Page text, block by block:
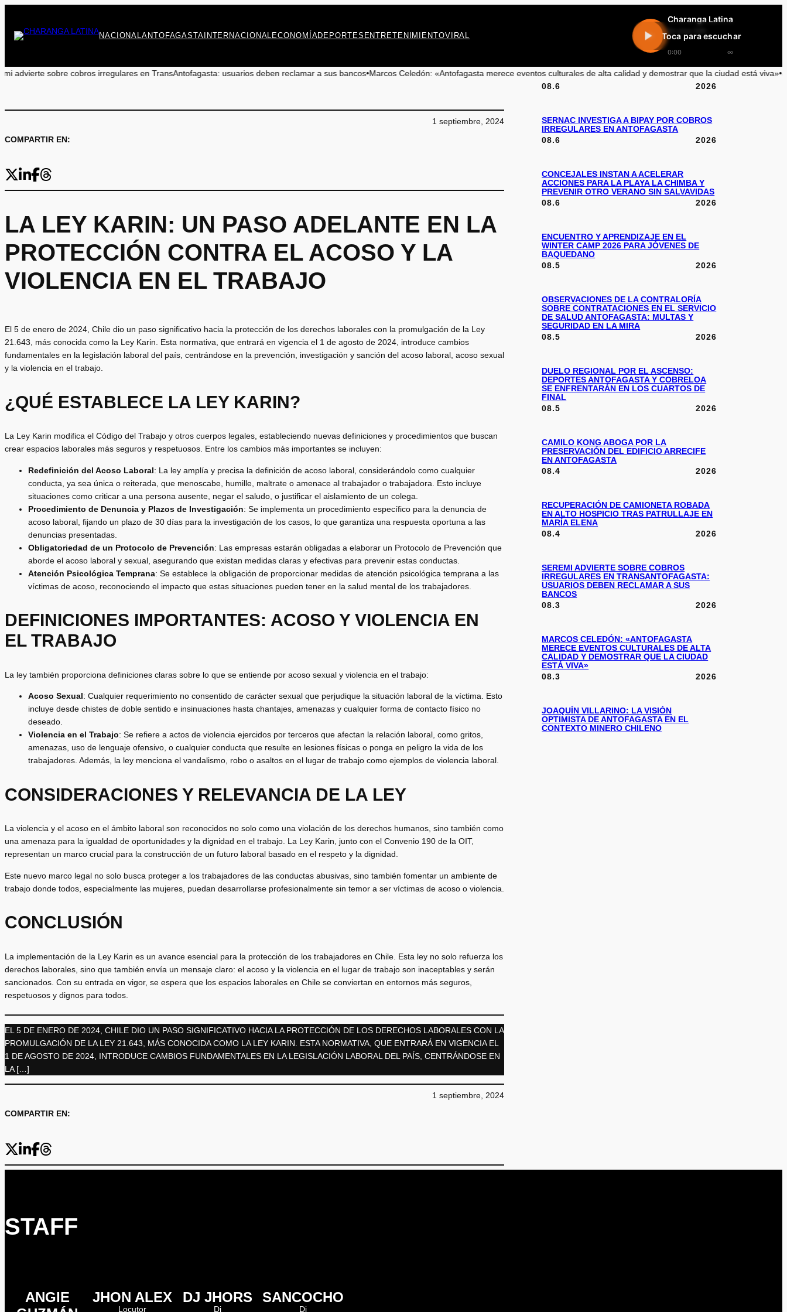
contenido
NACIONALANTOFAGASTA INTERNACIONAL ECONOMÍADEPORTES ENTRETENIMIENTOVIRAL
Charanga Latina
En vivo 24h
0:00 ∞
Toca para escuchar
cobros irregulares en TransAntofagasta: usuarios deben reclamar a sus bancos•Marcos Celedón: «Antofagasta merece eventos culturales de alta calidad y demostrar que la ciudad está viva»•Joaquín
COMPARTIR EN:
1 septiembre, 2024
LA LEY KARIN: UN PASO ADELANTE EN LA
PROTECCIÓN CONTRA EL ACOSO Y LA
VIOLENCIA EN EL TRABAJO
El 5 de enero de 2024, Chile dio un paso significativo hacia la protección de los derechos laborales con la promulgación de la Ley
21.643, más conocida como la Ley Karin. Esta normativa, que entrará en vigencia el 1 de agosto de 2024, introduce cambios
fundamentales en la legislación laboral del país, centrándose en la prevención, investigación y sanción del acoso laboral, acoso sexual
y la violencia en el trabajo.
¿QUÉ ESTABLECE LA LEY KARIN?
La Ley Karin modifica el Código del Trabajo y otros cuerpos legales, estableciendo nuevas definiciones y procedimientos que buscan
crear espacios laborales más seguros y respetuosos. Entre los cambios más importantes se incluyen:
Redefinición del Acoso Laboral: La ley amplía y precisa la definición de acoso laboral, considerándolo como cualquier
conducta, ya sea única o reiterada, que menoscabe, humille, maltrate o amenace al trabajador o trabajadora. Esto incluye
situaciones como criticar a una persona ausente, negar el saludo, o justificar el aislamiento de un colega.
Procedimiento de Denuncia y Plazos de Investigación: Se implementa un procedimiento específico para la denuncia de
acoso laboral, fijando un plazo de 30 días para la investigación de los casos, lo que garantiza una respuesta oportuna a las
denuncias presentadas.
Obligatoriedad de un Protocolo de Prevención: Las empresas estarán obligadas a elaborar un Protocolo de Prevención que
aborde el acoso laboral y sexual, asegurando que existan medidas claras y efectivas para prevenir estas conductas.
Atención Psicológica Temprana: Se establece la obligación de proporcionar medidas de atención psicológica temprana a las
víctimas de acoso, reconociendo el impacto que estas situaciones pueden tener en la salud mental de los trabajadores.
DEFINICIONES IMPORTANTES: ACOSO Y VIOLENCIA EN
EL TRABAJO
La ley también proporciona definiciones claras sobre lo que se entiende por acoso sexual y violencia en el trabajo:
Acoso Sexual: Cualquier requerimiento no consentido de carácter sexual que perjudique la situación laboral de la víctima. Esto
incluye desde chistes de doble sentido e insinuaciones hasta chantajes, amenazas y cualquier forma de contacto físico no
deseado.
Violencia en el Trabajo: Se refiere a actos de violencia ejercidos por terceros que afectan la relación laboral, como gritos,
amenazas, uso de lenguaje ofensivo, o cualquier conducta que resulte en lesiones físicas o ponga en peligro la vida de los
trabajadores. Además, la ley menciona el vandalismo, robo o asaltos en el lugar de trabajo como ejemplos de violencia laboral.
CONSIDERACIONES Y RELEVANCIA DE LA LEY
La violencia y el acoso en el ámbito laboral son reconocidos no solo como una violación de los derechos humanos, sino también como
una amenaza para la igualdad de oportunidades y la dignidad en el trabajo. La Ley Karin, junto con el Convenio 190 de la OIT,
representan un marco crucial para la construcción de un futuro laboral basado en el respeto y la dignidad.
Este nuevo marco legal no solo busca proteger a los trabajadores de las conductas abusivas, sino también fomentar un ambiente de
trabajo donde todos, especialmente las mujeres, puedan desarrollarse profesionalmente sin temor a ser víctimas de acoso o violencia.
CONCLUSIÓN
La implementación de la Ley Karin es un avance esencial para la protección de los trabajadores en Chile. Esta ley no solo refuerza los
derechos laborales, sino que también envía un mensaje claro: el acoso y la violencia en el lugar de trabajo son inaceptables y serán
sancionados. Con su entrada en vigor, se espera que los espacios laborales en Chile se conviertan en entornos más seguros,
respetuosos y dignos para todos.
EL 5 DE ENERO DE 2024, CHILE DIO UN PASO SIGNIFICATIVO HACIA LA PROTECCIÓN DE LOS DERECHOS LABORALES CON LA
PROMULGACIÓN DE LA LEY 21.643, MÁS CONOCIDA COMO LA LEY KARIN. ESTA NORMATIVA, QUE ENTRARÁ EN VIGENCIA EL
1 DE AGOSTO DE 2024, INTRODUCE CAMBIOS FUNDAMENTALES EN LA LEGISLACIÓN LABORAL DEL PAÍS, CENTRÁNDOSE EN
LA […]
COMPARTIR EN:
1 septiembre, 2024
08.6 2026
SERNAC INVESTIGA A BIPAY POR COBROS
IRREGULARES EN ANTOFAGASTA
08.6
2026
CONCEJALES INSTAN A ACELERAR
ACCIONES PARA LA PLAYA LA CHIMBA Y
PREVENIR OTRO VERANO SIN SALVAVIDAS
08.6
2026
ENCUENTRO Y APRENDIZAJE EN EL
WINTER CAMP 2026 PARA JÓVENES DE
BAQUEDANO
08.5
2026
OBSERVACIONES DE LA CONTRALORÍA
SOBRE CONTRATACIONES EN EL SERVICIO
DE SALUD ANTOFAGASTA: MULTAS Y
SEGURIDAD EN LA MIRA
08.5
2026
DUELO REGIONAL POR EL ASCENSO:
DEPORTES ANTOFAGASTA Y COBRELOA
SE ENFRENTARÁN EN LOS CUARTOS DE
FINAL
08.5
2026
CAMILO KONG ABOGA POR LA
PRESERVACIÓN DEL EDIFICIO ARRECIFE
EN ANTOFAGASTA
08.4
2026
RECUPERACIÓN DE CAMIONETA ROBADA
EN ALTO HOSPICIO TRAS PATRULLAJE EN
MARÍA ELENA
08.4
2026
SEREMI ADVIERTE SOBRE COBROS
IRREGULARES EN TRANSANTOFAGASTA:
USUARIOS DEBEN RECLAMAR A SUS
BANCOS
08.3
2026
MARCOS CELEDÓN: «ANTOFAGASTA
MERECE EVENTOS CULTURALES DE ALTA
CALIDAD Y DEMOSTRAR QUE LA CIUDAD
ESTÁ VIVA»
08.3
2026
JOAQUÍN VILLARINO: LA VISIÓN
OPTIMISTA DE ANTOFAGASTA EN EL
CONTEXTO MINERO CHILENO
STAFF
ANGIE
JHON ALEX
Locutor
DJ JHORS
Dj
SANCOCHO
Dj